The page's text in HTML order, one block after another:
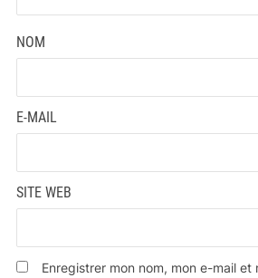
NOM
E-MAIL
SITE WEB
Enregistrer mon nom, mon e-mail et